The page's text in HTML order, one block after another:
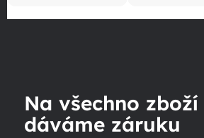
Na všechno zboží
dáváme záruku